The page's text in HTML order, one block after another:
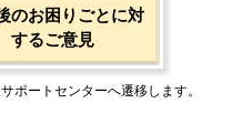
のお困りごとに対
するご意見
ポートセンターへ遷移します。